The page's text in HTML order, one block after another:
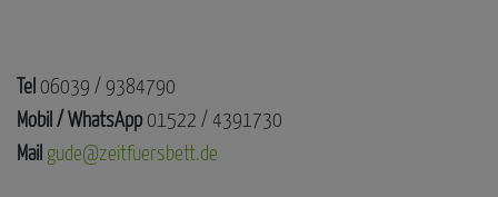
Tel 06039 / 9384790
Mobil / WhatsApp 01522 / 4391730
Mail gude@zeitfuersbett.de